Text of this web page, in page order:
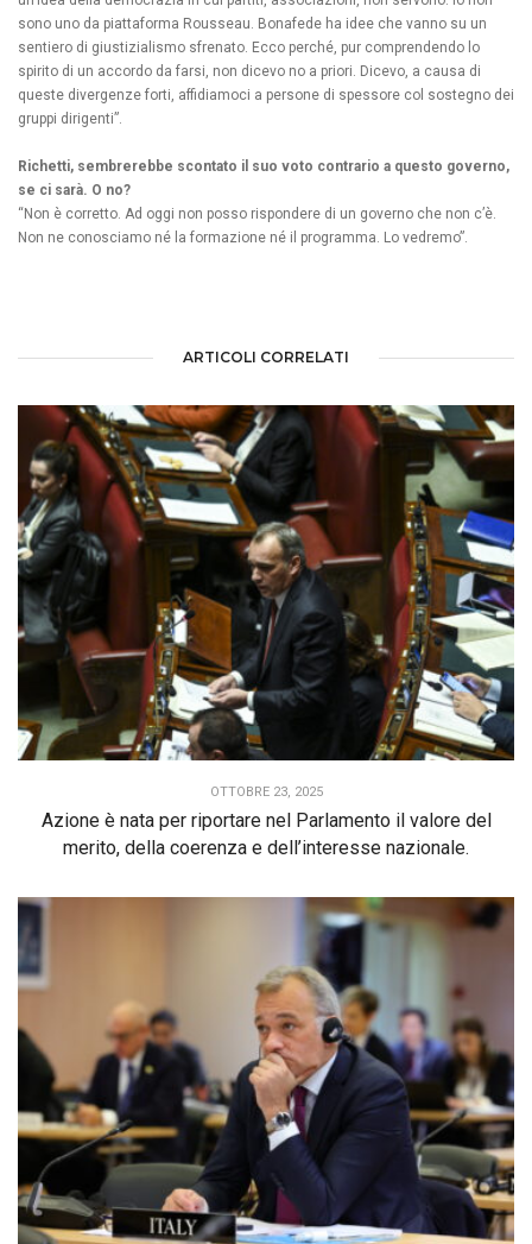
sono uno da piattaforma Rousseau. Bonafede ha idee che vanno su un
sentiero di giustizialismo sfrenato. Ecco perché, pur comprendendo lo
spirito di un accordo da farsi, non dicevo no a priori. Dicevo, a causa di
queste divergenze forti, affidiamoci a persone di spessore col sostegno dei
gruppi dirigenti”.
Richetti, sembrerebbe scontato il suo voto contrario a questo governo,
se ci sarà. O no?
“Non è corretto. Ad oggi non posso rispondere di un governo che non c’è.
Non ne conosciamo né la formazione né il programma. Lo vedremo”.
ARTICOLI CORRELATI
OTTOBRE 23, 2025
Azione è nata per riportare nel Parlamento il valore del
merito, della coerenza e dell’interesse nazionale.